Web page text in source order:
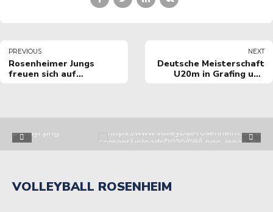
PREVIOUS
Rosenheimer Jungs
freuen sich auf
NEXT
Deutsche Meisterschaft
U20m in Grafing und
VOLLEYBALL ROSENHEIM